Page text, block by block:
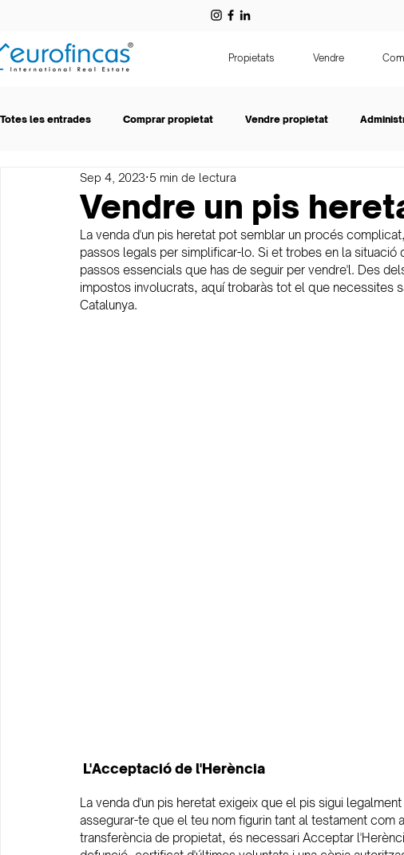
Propietats Vendre
Totes les entrades Comprar propietat Vendre propietat
Eurofincas Lloguer
Vendre un pis
Sep 4, 2023 5 min de lectura
La venda d'un pis heretat pot semblar un procés
passos legals per simplificar-lo. Si et trobes en la situació
passos essencials que has de seguir per vendre'l. Des
impostos involucrats, aquí trobaràs tot el que necessites
Catalunya.
L'Acceptació de l'Herència
La venda d'un pis heretat exigeix que el pis sigui
assegurar-te que el teu nom figurin tant al testament com
transferència de propietat, és necessari Acceptar